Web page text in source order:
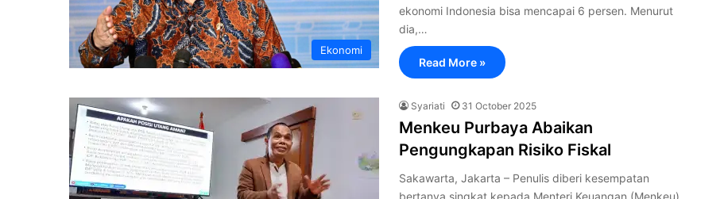
Ekonomi
ekonomi Indonesia bisa mencapai 6 persen. Menurut
dia,…
Read More »
Syariati 31 October 2025
Menkeu Purbaya Abaikan
Pengungkapan Risiko Fiskal
Sakawarta, Jakarta – Penulis diberi kesempatan
bertanya singkat kepada Menteri Keuangan (Menkeu)